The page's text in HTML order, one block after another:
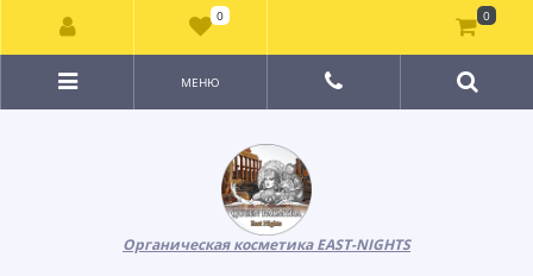
Органическая косметика EAST-NIGHTS
МЕНЮ
0 0